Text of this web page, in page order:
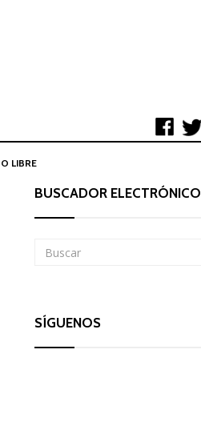
LIBRE
BUSCADOR ELECTRÓNICO
SÍGUENOS